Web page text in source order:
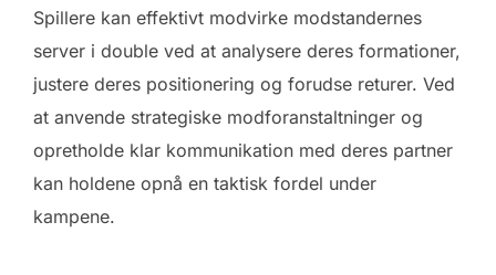
Spillere kan effektivt modvirke modstandernes
server i double ved at analysere deres formationer,
justere deres positionering og forudse returer. Ved
at anvende strategiske modforanstaltninger og
opretholde klar kommunikation med deres partner
kan holdene opnå en taktisk fordel under
kampene.